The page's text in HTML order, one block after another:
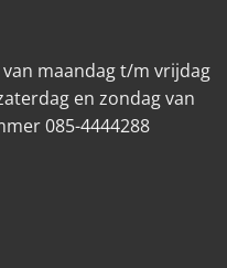
maandag t/m vrijdag
en zondag van
085-4444288